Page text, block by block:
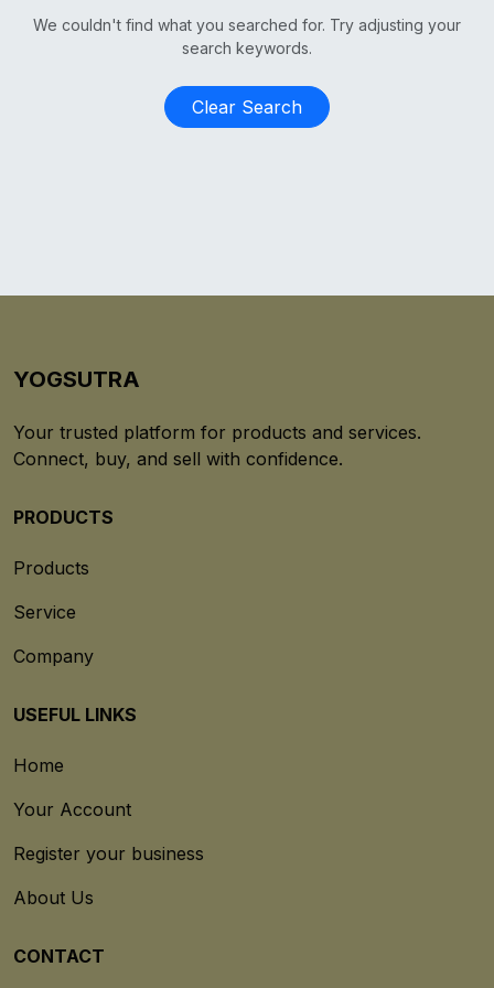
We couldn't find what you searched for. Try adjusting your
search keywords.
Clear Search
YOGSUTRA
Your trusted platform for products and services.
Connect, buy, and sell with confidence.
PRODUCTS
Products
Service
Company
USEFUL LINKS
Home
Your Account
Register your business
About Us
CONTACT